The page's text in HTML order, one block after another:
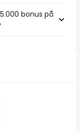
bonus på